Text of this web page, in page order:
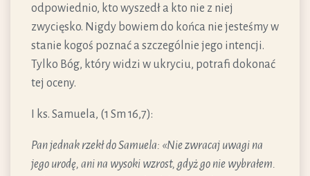
odpowiednio, kto wyszedł a kto nie z niej
zwycięsko. Nigdy bowiem do końca nie jesteśmy w
stanie kogoś poznać a szczególnie jego intencji.
Tylko Bóg, który widzi w ukryciu, potrafi dokonać
tej oceny.
I ks. Samuela, (1 Sm 16,7):
Pan jednak rzekł do Samuela: «Nie zwracaj uwagi na
jego urodę, ani na wysoki wzrost, gdyż go nie wybrałem.